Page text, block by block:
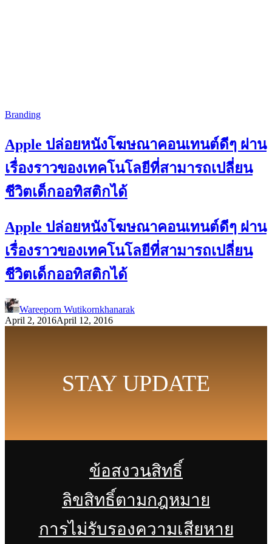
Branding
Apple ปล่อยหนังโฆษณาคอนเทนต์ดีๆ ผ่าน
เรื่องราวของเทคโนโลยีที่สามารถเปลี่ยน
ชีวิตเด็กออทิสติกได้
Apple ปล่อยหนังโฆษณาคอนเทนต์ดีๆ ผ่าน
เรื่องราวของเทคโนโลยีที่สามารถเปลี่ยน
ชีวิตเด็กออทิสติกได้
Wareeporn Wutikornkhanarak
April 2, 2016April 12, 2016
STAY UPDATE
ข้อสงวนสิทธิ์
ลิขสิทธิ์ตามกฎหมาย
การไม่รับรองความเสียหาย